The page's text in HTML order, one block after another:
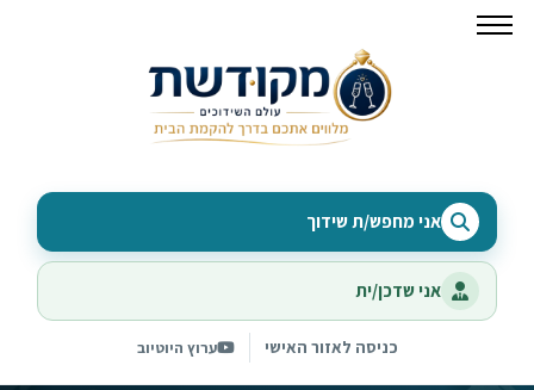
אני מחפש/ת שידוך
אני שדכן/ית
כניסה לאזור האישי ערוץ היוטיוב